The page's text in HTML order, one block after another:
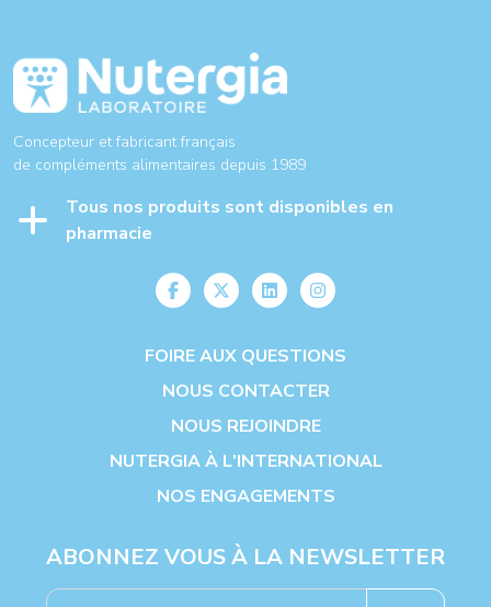
Concepteur et fabricant français
de compléments alimentaires depuis 1989
Tous nos produits sont disponibles en
pharmacie
FOIRE AUX QUESTIONS
NOUS CONTACTER
NOUS REJOINDRE
NUTERGIA À L'INTERNATIONAL
NOS ENGAGEMENTS
ABONNEZ VOUS À LA NEWSLETTER